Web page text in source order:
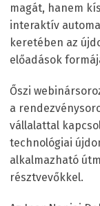
magát, hanem
interaktív
keretében az
előadások
Őszi
a
vállalattal
technológiai
alkalmazható
résztvevőkkel.